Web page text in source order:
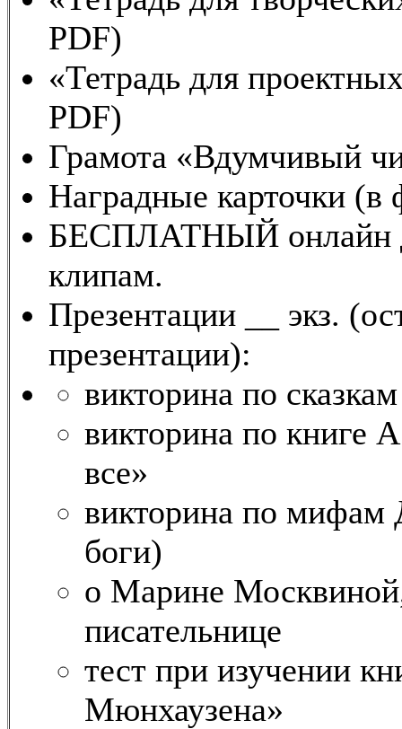
PDF)
«Тетрадь для
PDF)
Грамота «Вдумчивый
Наградные карточки (в
БЕСПЛАТНЫЙ онлайн
клипам.
Презентации __ экз.
презентации):
викторина по
викторина по книге
все»
викторина по мифам
боги)
о Марине
писательнице
тест при изучении
Мюнхаузена»